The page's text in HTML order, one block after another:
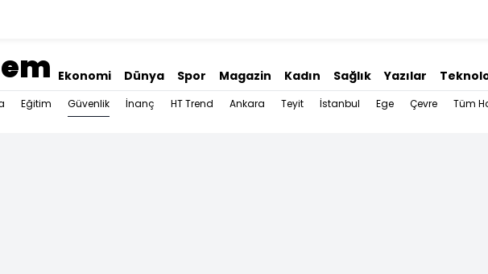
Ekonomi Dünya Spor Magazin Kadın Sağlık Yazılar
Eğitim Güvenlik İnanç HT Trend Ankara Teyit İstanbul Ege Çevre Tüm